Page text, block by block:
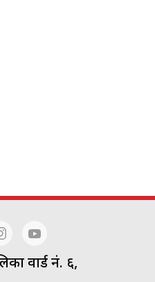
वार्ड नं. ६,